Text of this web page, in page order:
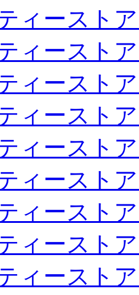
ィースト
ィースト
ィースト
ィースト
ィースト
ィースト
ィースト
ィースト
ィースト